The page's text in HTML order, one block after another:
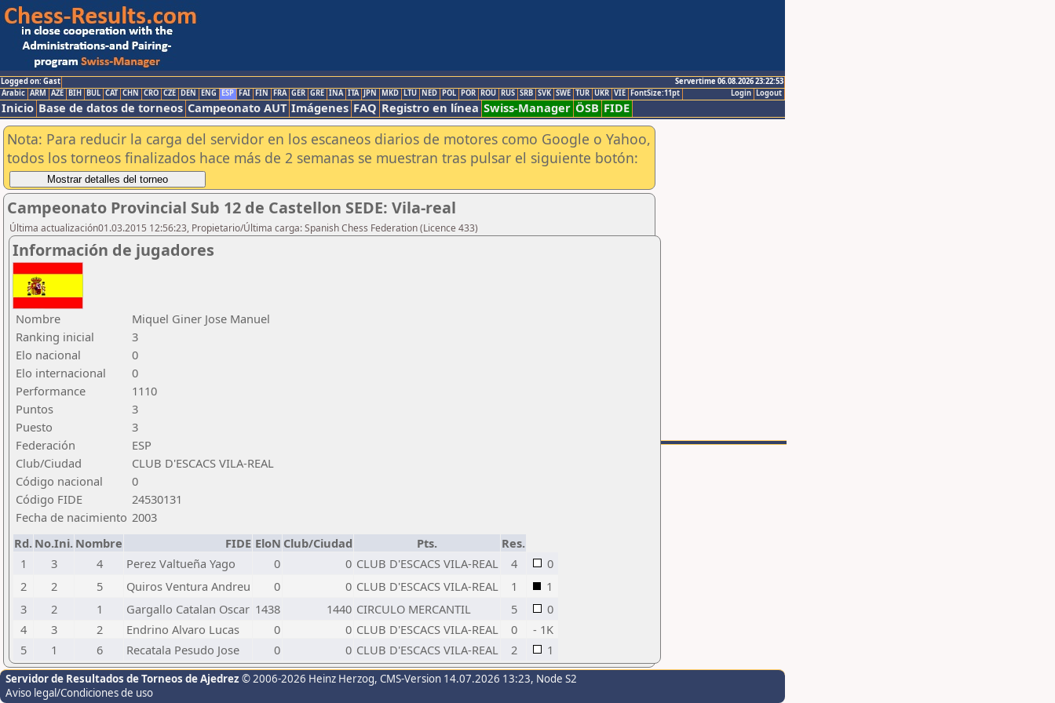
Logged on: Gast
Servertime 06.08.2026 23:22:53
Logout
Login
Arabic ARM AZE BIH BUL CAT CHN CRO CZE DEN ENG ESP FAI FIN FRA GER GRE INA ITA JPN MKD LTU NED POL POR ROU RUS SRB SVK SWE TUR UKR VIE FontSize:11pt
Inicio Base de datos de torneos Campeonato AUT Imágenes FAQ Registro en línea Swiss-Manager ÖSB FIDE
Nota: Para reducir la carga del servidor en los escaneos diarios de motores como Google o Yahoo,
todos los torneos finalizados hace más de 2 semanas se muestran tras pulsar el siguiente botón:
Campeonato Provincial Sub 12 de Castellon SEDE: Vila-real
Última actualización01.03.2015 12:56:23, Propietario/Última carga: Spanish Chess Federation (Licence 433)
Información de jugadores
Nombre
Miquel Giner Jose Manuel
Ranking inicial
3
Elo nacional
0
Elo internacional
0
Performance
1110
Puntos
3
Puesto
3
Federación
ESP
Club/Ciudad
CLUB D'ESCACS VILA-REAL
Código nacional
0
Código FIDE
24530131
Fecha de nacimiento 2003
Rd. No.Ini. Nombre FIDE EloN Club/Ciudad Pts.
Res.
1
3 4 Perez Valtueña Yago 0 0 CLUB D'ESCACS VILA-REAL 4
0
2
2 5 Quiros Ventura Andreu 0 0 CLUB D'ESCACS VILA-REAL 1
1
3
2 1 Gargallo Catalan Oscar 1438 1440 CIRCULO MERCANTIL 5
0
4
3 2 Endrino Alvaro Lucas 0 0 CLUB D'ESCACS VILA-REAL 0
- 1K
5
1 6 Recatala Pesudo Jose 0 0 CLUB D'ESCACS VILA-REAL 2 1
Servidor de Resultados de Torneos de Ajedrez © 2006-2026 Heinz Herzog, CMS-Version 14.07.2026 13:23, Node S2
Aviso legal/Condiciones de uso